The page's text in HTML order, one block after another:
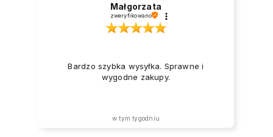
Małgorzata
zweryfikowano
Bardzo szybka wysyłka. Sprawne i
wygodne zakupy.
w tym tygodniu